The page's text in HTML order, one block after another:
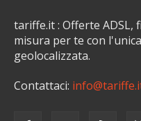
tariffe.it : Offerte ADSL,
misura per te con
geolocalizzata.
Contattaci: